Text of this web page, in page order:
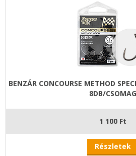
BENZÁR CONCOURSE METHOD
8DB/CSOMAG
1 100 Ft
Részletek